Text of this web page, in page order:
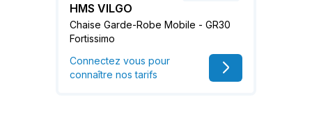
HMS VILGO
Chaise Garde-Robe Mobile - GR30
Fortissimo
Connectez vous pour
connaître nos tarifs